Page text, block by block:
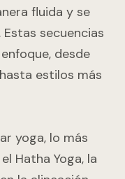
fluida y se
secuencias
desde
estilos más
yoga, lo más
Hatha Yoga, la